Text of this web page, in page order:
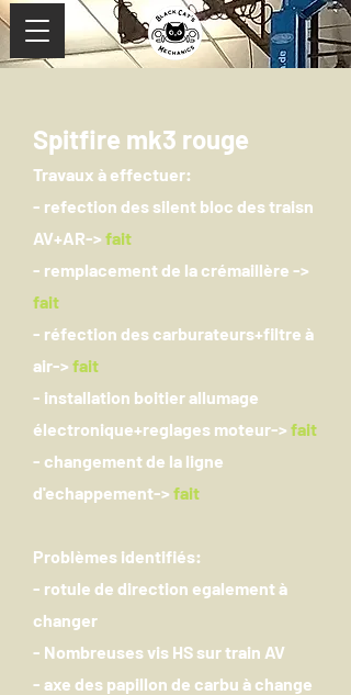
Spitfire mk3 rouge
Travaux à effectuer:
- refection des silent bloc des traisn
AV+AR-> fait
- remplacement de la crémaillère ->
fait
- réfection des carburateurs+filtre à
air-> fait
- installation boitier allumage
électronique+reglages moteur-> fait
- changement de la ligne
d'echappement-> fait
Problèmes identifiés:
- rotule de direction egalement à
changer
- Nombreuses vis HS sur train AV
- axe des papillon de carbu à change